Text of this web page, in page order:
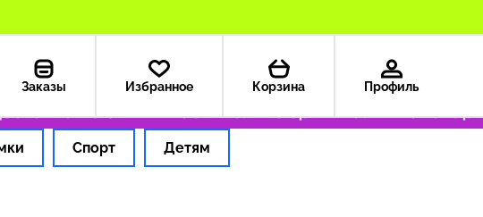
Заказы Избранное Корзина Профиль
из США — 199 ₽ Только оригинальные товары
Спорт Детям